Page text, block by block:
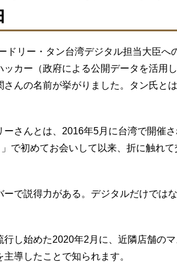
リー・タン台湾デジタル担当大臣へ
カー（政府による公開データを活用
んの名前が挙がりました。タン氏と
ーさんとは、2016年5月に台湾で開催さ
で初めてお会いして以来、折に触れて
で説得力がある。デジタルだけでは
し始めた2020年2月に、近隣店舗のマ
導したことで知られます。